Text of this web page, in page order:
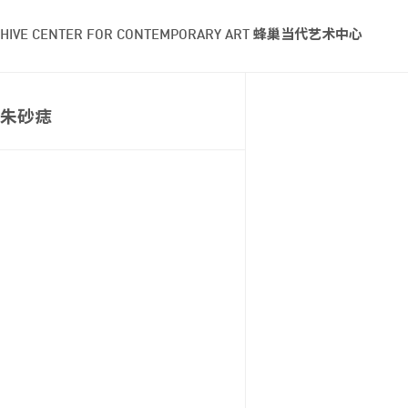
HIVE CENTER FOR CONTEMPORARY ART 蜂巢当代艺术中心
朱砂痣